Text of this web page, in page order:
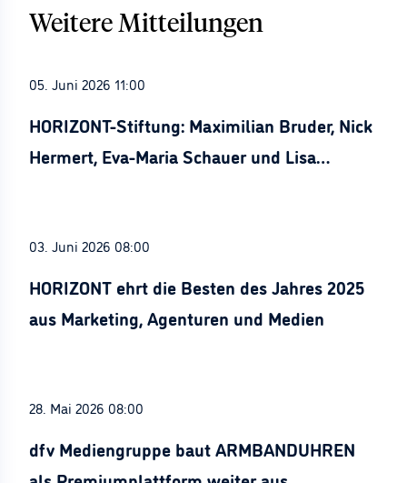
Weitere Mitteilungen
05. Juni 2026 11:00
HORIZONT-Stiftung: Maximilian Bruder, Nick
Hermert, Eva-Maria Schauer und Lisa
03. Juni 2026 08:00
HORIZONT ehrt die Besten des Jahres 2025
aus Marketing, Agenturen und Medien
28. Mai 2026 08:00
dfv Mediengruppe baut ARMBANDUHREN